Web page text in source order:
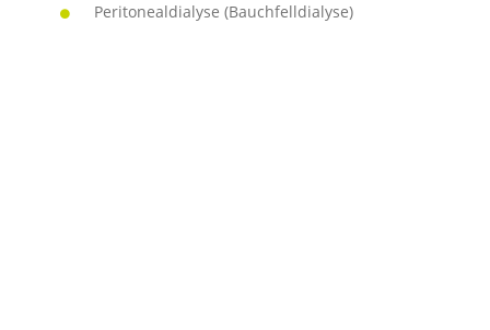
Peritonealdialyse (Bauchfelldialyse)